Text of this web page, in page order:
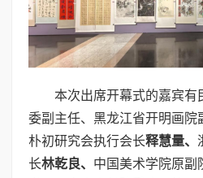
本次出席开幕式的嘉宾有
委副主任、黑龙江省开明画院
朴初研究会执行会长释慧量、
长林乾良、 中国美术学院原副